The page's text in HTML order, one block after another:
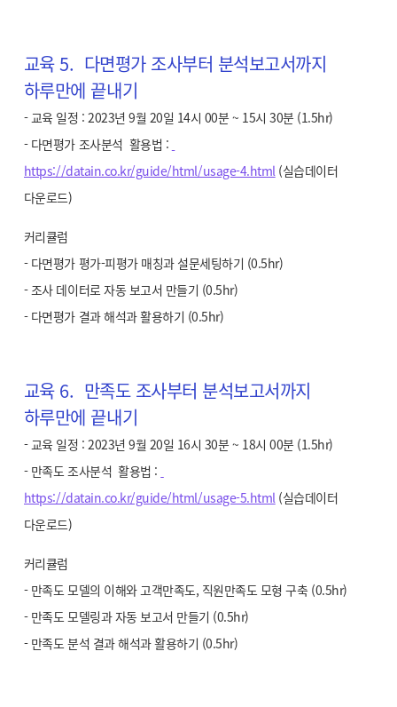
교육 5. 다면평가 조사부터 분석보고서까지
하루만에 끝내기
- 교육 일정 : 2023년 9월 20일 14시 00분 ~ 15시 30분 (1.5hr)
- 다면평가 조사분석 활용법 :
https://datain.co.kr/guide/html/usage-4.html(실습데이터
다운로드)
커리큘럼
- 다면평가 평가-피평가 매칭과 설문세팅하기 (0.5hr)
- 조사 데이터로 자동 보고서 만들기 (0.5hr)
- 다면평가 결과 해석과 활용하기 (0.5hr)
교육 6. 만족도 조사부터 분석보고서까지
하루만에 끝내기
- 교육 일정 : 2023년 9월 20일 16시 30분 ~ 18시 00분 (1.5hr)
- 만족도 조사분석 활용법 :
https://datain.co.kr/guide/html/usage-5.html(실습데이터
다운로드)
커리큘럼
- 만족도 모델의 이해와 고객만족도, 직원만족도 모형 구축 (0.5hr)
- 만족도 모델링과 자동 보고서 만들기 (0.5hr)
- 만족도 분석 결과 해석과 활용하기 (0.5hr)